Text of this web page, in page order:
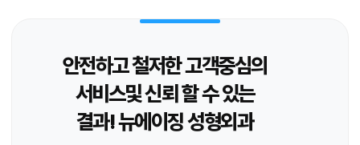
안전하고 철저한 고객중심의
서비스및 신뢰 할 수 있는
결과! 뉴에이징 성형외과